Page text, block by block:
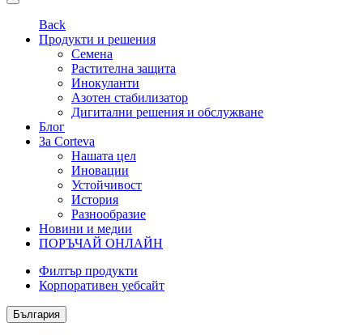
Back
Продукти и решения
Семена
Растителна защита
Инокуланти
Азотен стабилизатор
Дигитални решения и обслужване
Блог
За Corteva
Нашата цел
Иновации
Устойчивост
История
Разнообразие
Новини и медии
ПОРЪЧАЙ ОНЛАЙН
Филтър продукти
Корпоративен уебсайт
България